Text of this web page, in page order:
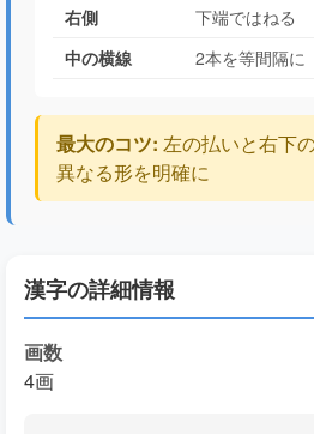
右側
下端ではねる
中の横線
2本を等間隔に
最大のコツ: 左の払いと右下
異なる形を明確に
漢字の詳細情報
画数
4画